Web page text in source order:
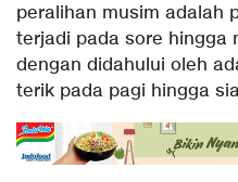
peralihan musim adalah
terjadi pada sore hingga
dengan didahului oleh
terik pada pagi hingga